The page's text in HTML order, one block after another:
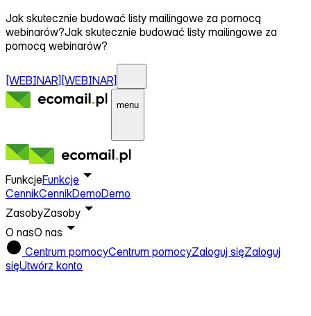
Jak skutecznie budować listy mailingowe za pomocą
webinarów?Jak skutecznie budować listy mailingowe za
pomocą webinarów?
[WEBINAR] [WEBINAR]
menu
FunkcjeFunkcje
CennikCennikDemoDemo
ZasobyZasoby
O nasO nas
Centrum pomocyCentrum pomocyZaloguj sięZaloguj
sięUtwórz konto